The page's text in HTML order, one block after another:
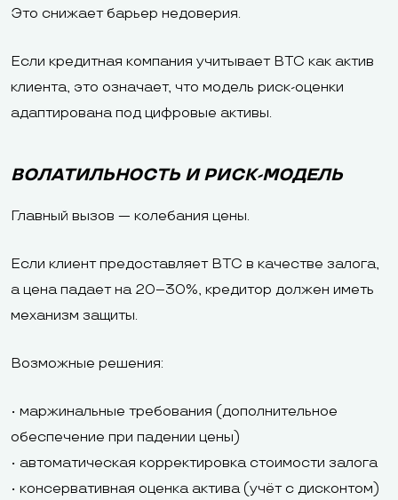
Это снижает барьер недоверия.
Если кредитная компания учитывает BTC как актив
клиента, это означает, что модель риск-оценки
адаптирована под цифровые активы.
ВОЛАТИЛЬНОСТЬ И РИСК-МОДЕЛЬ
Главный вызов — колебания цены.
Если клиент предоставляет BTC в качестве залога,
а цена падает на 20–30%, кредитор должен иметь
механизм защиты.
Возможные решения:
• маржинальные требования (дополнительное
обеспечение при падении цены)
• автоматическая корректировка стоимости залога
• консервативная оценка актива (учёт с дисконтом)